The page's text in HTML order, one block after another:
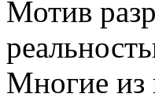
Мотив
Многие из